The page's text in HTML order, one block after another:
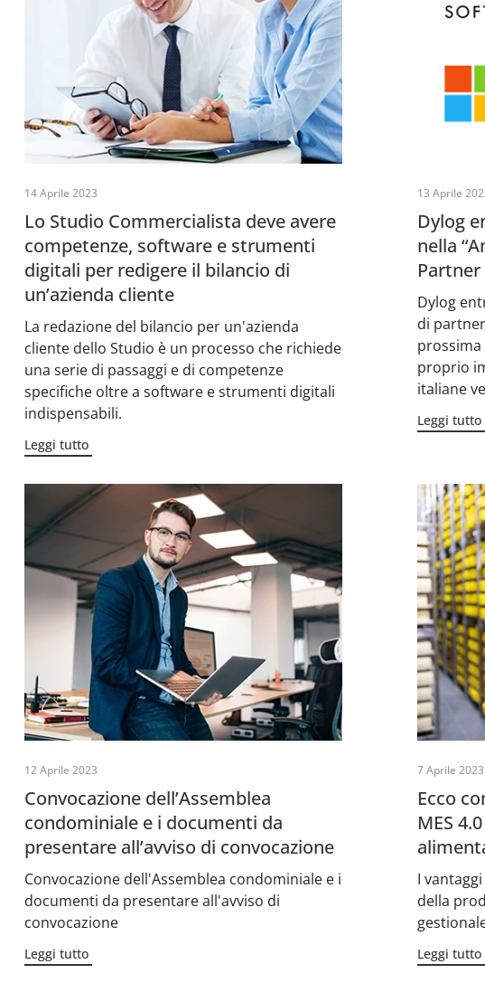
14 Aprile 2023
Lo Studio Commercialista deve avere
competenze, software e strumenti
digitali per redigere il bilancio di
un’azienda cliente
La redazione del bilancio per un'azienda
cliente dello Studio è un processo che richiede
una serie di passaggi e di competenze
specifiche oltre a software e strumenti digitali
indispensabili.
Leggi tutto
13 Aprile
Dylog
nella
Partner
Dylog
di
prossima
proprio
italiane
Leggi tutto
12 Aprile 2023
Convocazione dell’Assemblea
condominiale e i documenti da
presentare all’avviso di convocazione
Convocazione dell'Assemblea condominiale e i
documenti da presentare all'avviso di
convocazione
Leggi tutto
7 Aprile 2023
Ecco
MES
I
della
Leggi tutto